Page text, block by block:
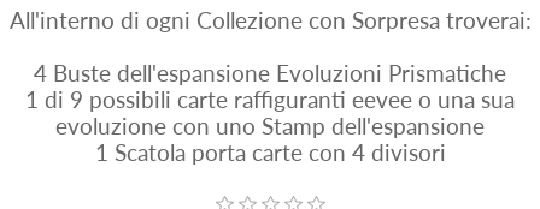
All'interno di ogni Collezione con Sorpresa troverai:
4 Buste dell'espansione Evoluzioni Prismatiche
1 di 9 possibili carte raffiguranti eevee o una sua
evoluzione con uno Stamp dell'espansione
1 Scatola porta carte con 4 divisori